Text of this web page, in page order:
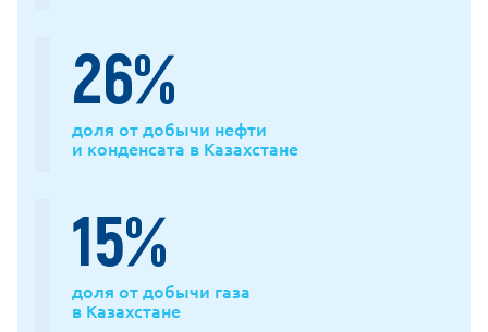
26%
доля от добычи нефти
и конденсата в Казахстане
15%
доля от добычи газа
в Казахстане